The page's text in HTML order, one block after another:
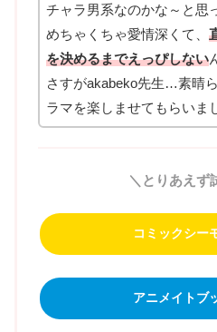
チャラ男系なのかな～と思
めちゃくちゃ愛情深くて、
を決めるまでえっぴしない
さすがakabeko先生…素晴
ラマを楽しませてもらいま
＼とりあえず
コミックシー
アニメイトブ